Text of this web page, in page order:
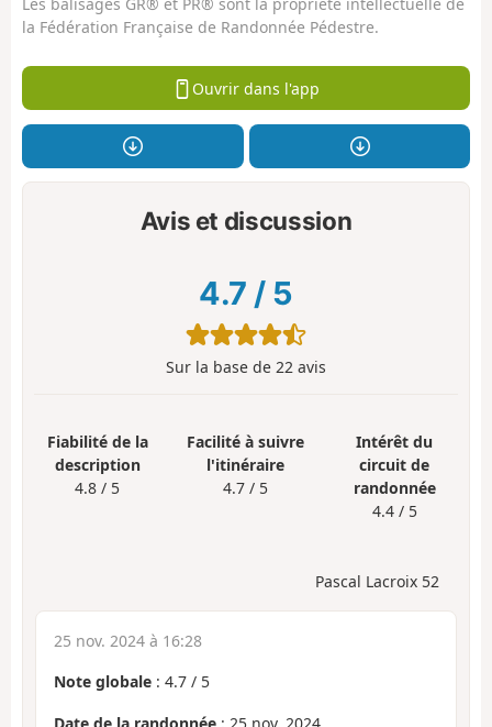
la Fédération Française de Randonnée Pédestre.
Ouvrir dans l'app
Avis et discussion
4.7 / 5
Sur la base de 22 avis
Fiabilité de la
description
4.8 / 5
Facilité à suivre
l'itinéraire
4.7 / 5
Intérêt du
circuit de
randonnée
4.4 / 5
Pascal Lacroix 52
25 nov. 2024 à 16:28
Note globale : 4.7 / 5